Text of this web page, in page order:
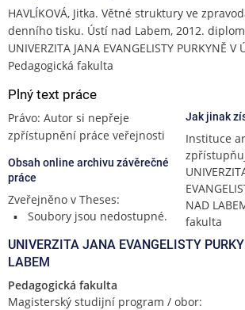
HAVLÍKOVÁ, Jitka. Větné struktury ve
denního tisku. Ústí nad Labem, 2012.
UNIVERZITA JANA EVANGELISTY PURKYNĚ V
Pedagogická fakulta
Plný text práce
Právo: Autor si nepřeje
zpřístupnění práce veřejnosti
Obsah online archivu závěrečné
práce
Zveřejněno v Theses:
Soubory jsou nedostupné.
Jak jinak
Instituce
NAD
fakulta
UNIVERZITA JANA EVANGELISTY
LABEM
Pedagogická fakulta
Magisterský studijní program / obor: